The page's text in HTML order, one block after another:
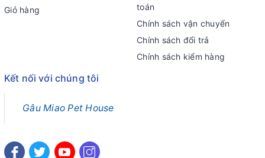
Giỏ hàng
toán
Chính sách vận chuyển
Chính sách đổi trả
Chính sách kiểm hàng
Kết nối với chúng tôi
Gâu Miao Pet House